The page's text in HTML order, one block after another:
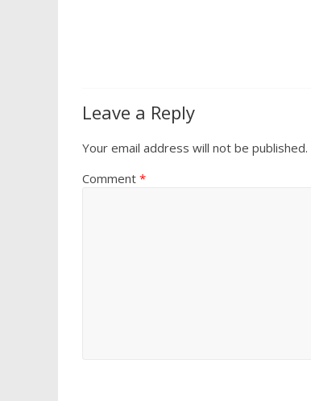
Leave a Reply
Your email address will not be published.
Comment *